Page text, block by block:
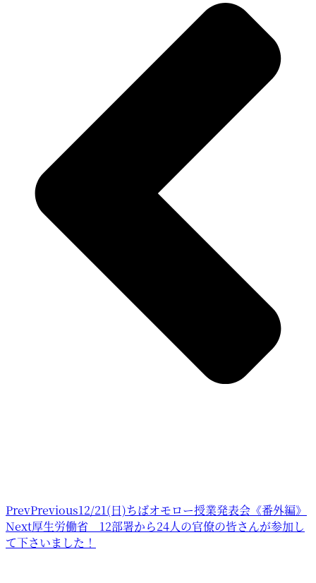
PrevPrevious12/21(日)ちばオモロー授業発表会《番外編》
Next厚生労働省 12部署から24人の官僚の皆さんが参加し
て下さいました！